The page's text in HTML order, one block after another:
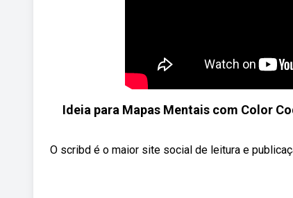
Ideia para Mapas Mentais com Color
O scribd é o maior site social de leitura e